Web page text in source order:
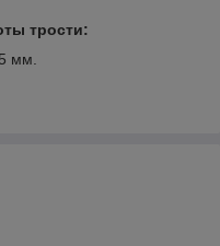
трости:
мм.